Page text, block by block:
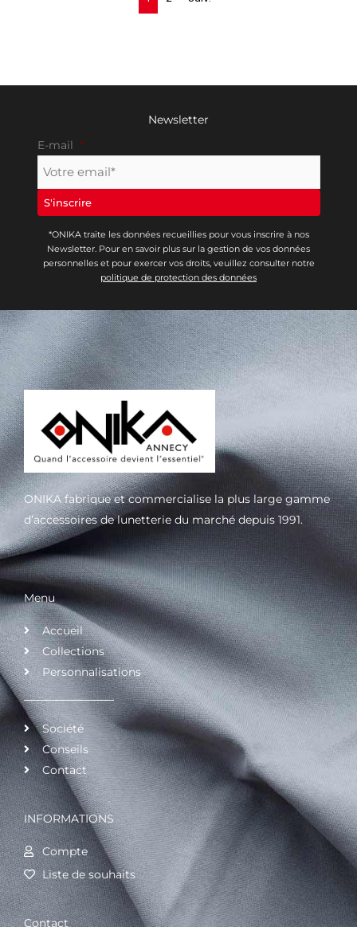
Newsletter
E-mail *
*ONIKA traite les données recueillies pour vous inscrire à nos
Newsletter. Pour en savoir plus sur la gestion de vos données
personnelles et pour exercer vos droits, veuillez consulter notre
politique de protection des données
ONIKA fabrique et commercialise la plus large gamme
d’accessoires de lunetterie du marché depuis 1991.
Menu
Accueil
Collections
Personnalisations
Société
Conseils
Contact
INFORMATIONS
Compte
Liste de souhaits
Contact